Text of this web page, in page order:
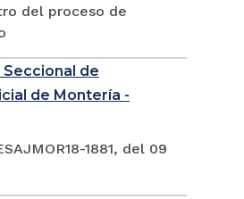
del proceso de
de
de Montería -
1881, del 09